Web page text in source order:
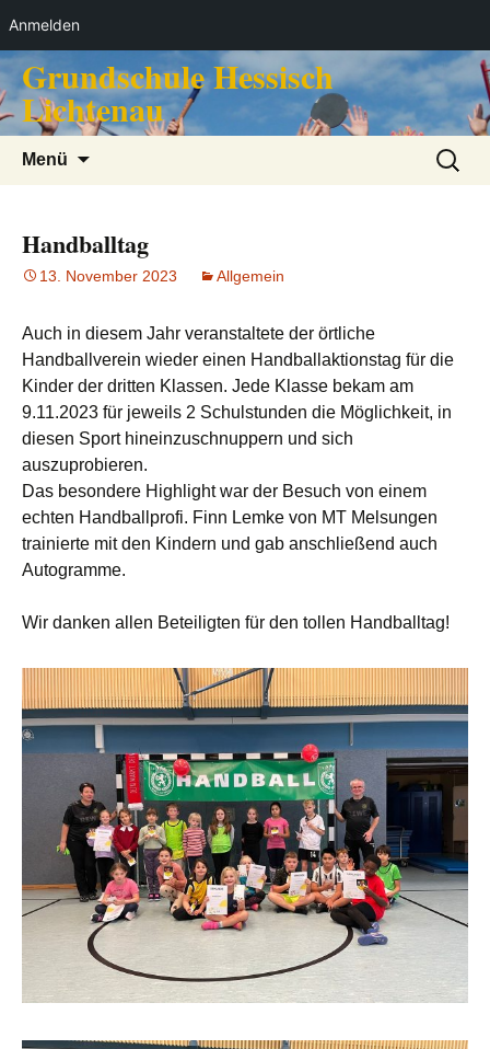
Anmelden
Zum
Inhalt
springen
Grundschule Hessisch
Lichtenau
Menü
Suchen
nach:
Handballtag
13. November 2023 Allgemein
Auch in diesem Jahr veranstaltete der örtliche
Handballverein wieder einen Handballaktionstag für die
Kinder der dritten Klassen. Jede Klasse bekam am
9.11.2023 für jeweils 2 Schulstunden die Möglichkeit, in
diesen Sport hineinzuschnuppern und sich
auszuprobieren.
Das besondere Highlight war der Besuch von einem
echten Handballprofi. Finn Lemke von MT Melsungen
trainierte mit den Kindern und gab anschließend auch
Autogramme.
Wir danken allen Beteiligten für den tollen Handballtag!